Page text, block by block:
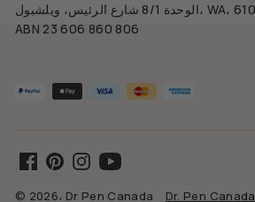
ABN 23 606 860 806
Facebook
Pinterest
InstagramYouTube
© 2026، Dr Pen Canada Dr. Pen Canada